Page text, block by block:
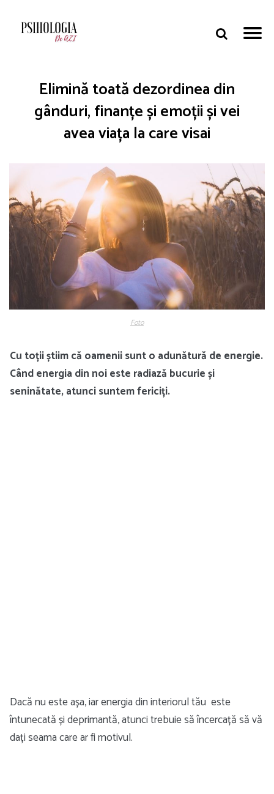
Elimină toată dezordinea din
gânduri, finanțe și emoții și vei
avea viața la care visai
Foto
Cu toții știim că oamenii sunt o adunătură de energie.
Când energia din noi este radiază bucurie și
seninătate, atunci suntem fericiți.
Dacă nu este așa, iar energia din interiorul tău este
întunecată și deprimantă, atunci trebuie să încercață să vă
dați seama care ar fi motivul.